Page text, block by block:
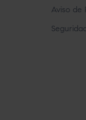
Aviso de